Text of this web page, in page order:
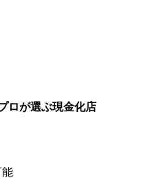
ロが選ぶ現金化店
能